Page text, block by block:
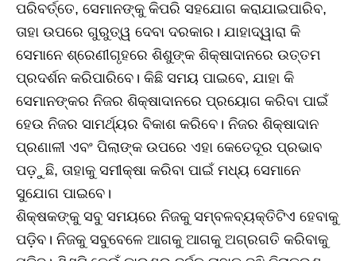
ପରିବର୍ତ୍ତେ, ସେମାନଙ୍କୁ କିପରି ସହଯୋଗ କରାଯାଇପାରିବ,
ତାହା ଉପରେ ଗୁରୁତ୍ୱ ଦେବା ଦରକାର। ଯାହାଦ୍ୱାରା କି
ସେମାନେ ଶ୍ରେଣୀଗୃହରେ ଶିଶୁଙ୍କ ଶିକ୍ଷାଦାନରେ ଉତ୍ତମ
ପ୍ରଦର୍ଶନ କରିପାରିବେ। କିଛି ସମୟ ପାଇବେ, ଯାହା କି
ସେମାନଙ୍କର ନିଜର ଶିକ୍ଷାଦାନରେ ପ୍ରୟୋଗ କରିବା ପାଇଁ
ହେଉ ନିଜର ସାମର୍ଥ୍ୟର ବିକାଶ କରିବେ। ନିଜର ଶିକ୍ଷାଦାନ
ପ୍ରଣାଳୀ ଏବଂ ପିଲାଙ୍କ ଉପରେ ଏହା କେତେଦୂର ପ୍ରଭାବ
ପଡ଼ୁଛି, ତାହାକୁ ସମୀକ୍ଷା କରିବା ପାଇଁ ମଧ୍ୟ ସେମାନେ
ସୁଯୋଗ ପାଇବେ।
ଶିକ୍ଷକଙ୍କୁ ସବୁ ସମୟରେ ନିଜକୁ ସମ୍ବଳବ୍ୟକ୍ତିଟିଏ ହେବାକୁ
ପଡ଼ିବ। ନିଜକୁ ସବୁବେଳେ ଆଗକୁ ଆଗକୁ ଅଗ୍ରଗତି କରିବାକୁ